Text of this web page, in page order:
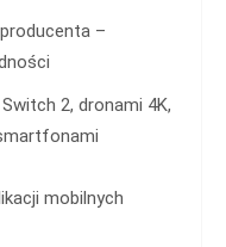
–
2, dronami 4K,
mobilnych